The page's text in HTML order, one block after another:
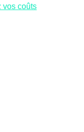
vos coûts